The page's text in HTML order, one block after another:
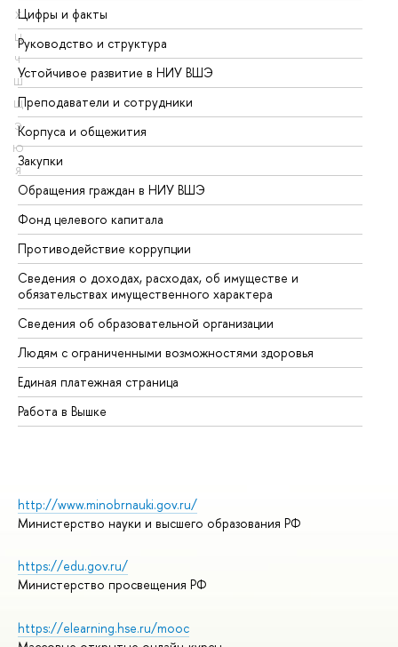
Х
Ц
Ч
Ш
Щ
Э
Ю
Я
Цифры и факты
Руководство и структура
Устойчивое развитие в НИУ ВШЭ
Преподаватели и сотрудники
Корпуса и общежития
Закупки
Обращения граждан в НИУ ВШЭ
Фонд целевого капитала
Противодействие коррупции
Сведения о доходах, расходах, об имуществе и
обязательствах имущественного характера
Сведения об образовательной организации
Людям с ограниченными возможностями здоровья
Единая платежная страница
Работа в Вышке
http://www.minobrnauki.gov.ru/
Министерство науки и высшего образования РФ
https://edu.gov.ru/
Министерство просвещения РФ
https://elearning.hse.ru/mooc